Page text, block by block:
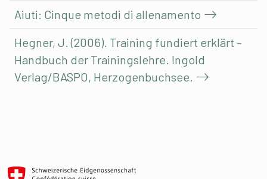
Aiuti: Cinque metodi di allenamento
Hegner, J. (2006). Training fundiert erklärt –
Handbuch der Trainingslehre. Ingold
Verlag/BASPO, Herzogenbuchsee.